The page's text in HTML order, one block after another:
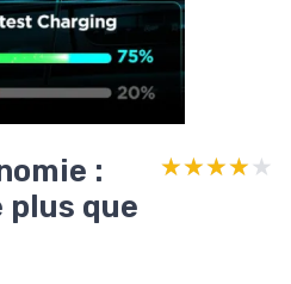
:
plus que
★★★★★
★★★★★